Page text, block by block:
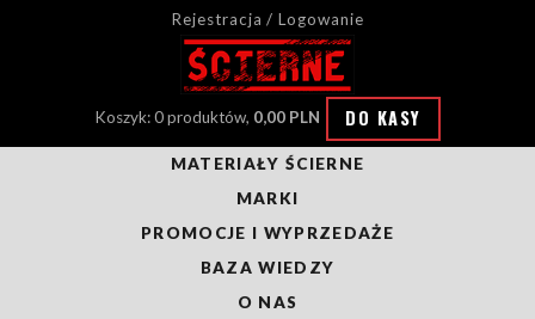
Rejestracja / Logowanie
Koszyk: 0 produktów, 0,00 PLN DO KASY
MATERIAŁY ŚCIERNE
MARKI
PROMOCJE I WYPRZEDAŻE
BAZA WIEDZY
O NAS